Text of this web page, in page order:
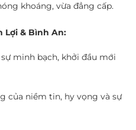
khoáng, vừa đẳng cấp.
Lợi & Bình An:
minh bạch, khởi đầu mới
của niềm tin, hy vọng và sự